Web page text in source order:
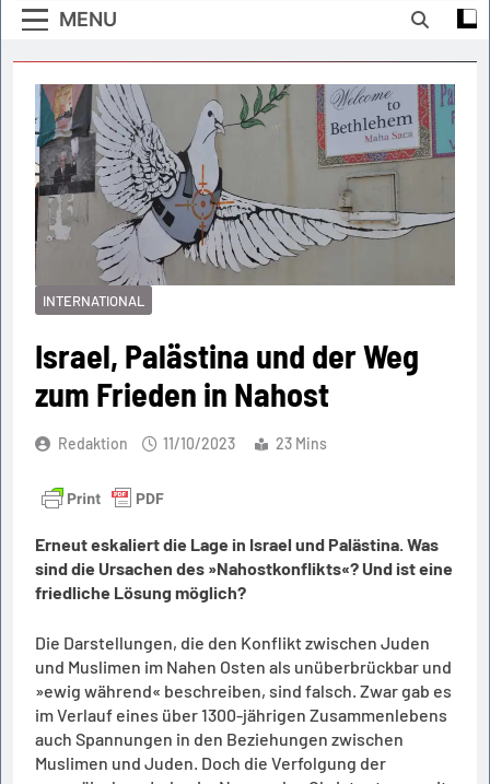
MENU
INTERNATIONAL
Israel, Palästina und der Weg
zum Frieden in Nahost
Redaktion 11/10/2023 23 Mins
Erneut eskaliert die Lage in Israel und Palästina. Was
sind die Ursachen des »Nahostkonflikts«? Und ist eine
friedliche Lösung möglich?
Die Darstellungen, die den Konflikt zwischen Juden
und Muslimen im Nahen Osten als unüberbrückbar und
»ewig während« beschreiben, sind falsch. Zwar gab es
im Verlauf eines über 1300-jährigen Zusammenlebens
auch Spannungen in den Beziehungen zwischen
Muslimen und Juden. Doch die Verfolgung der